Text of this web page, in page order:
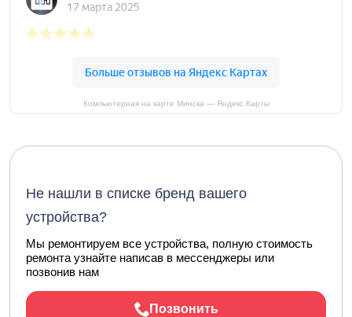
Компьютерная на карте Минска — Яндекс Карты
Не нашли в списке бренд вашего
устройства?
Мы ремонтируем все устройства, полную стоимость
ремонта узнайте написав в мессенджеры или
позвонив нам
Позвонить